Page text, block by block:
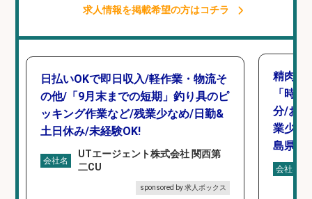
求人情報を掲載希望の方はコチラ
日払いOKで即日収入/軽作業・物流そ
の他/「9月末までの短期」釣り具のピ
ッキング作業など/残業少なめ/日勤&
土日休み/未経験OK!
会社名
UTエージェント株式会社 関西第
二CU
sponsored by 求人ボックス
精肉・
「時
分/お
業少な
島県/
会社名